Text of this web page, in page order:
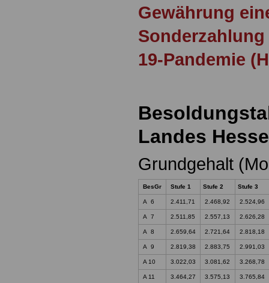
Gewährung
Sonderzahlung
19-Pandemie
Landes
Grundgehalt
BesGr Stufe 1 Stufe 2 Stufe 3
A 6 2.411,71 2.468,92 2.524,96
A 7 2.511,85 2.557,13 2.626,28
A 8 2.659,64 2.721,64 2.818,18
A 9 2.819,38 2.883,75 2.991,03
A 10 3.022,03 3.081,62 3.268,78
A 11 3.464,27 3.575,13 3.765,84